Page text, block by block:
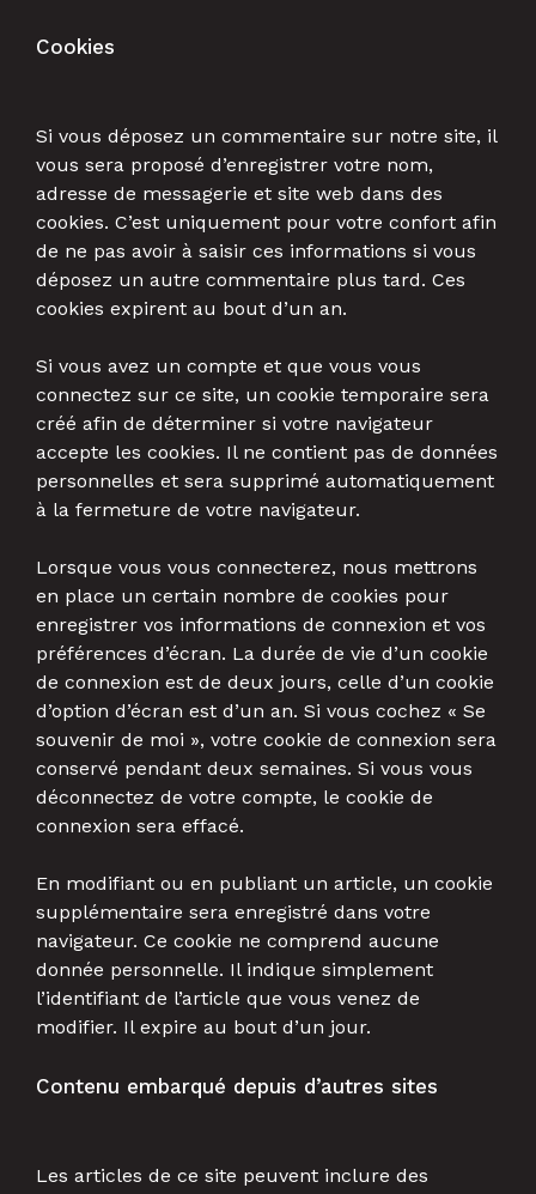
Cookies
Si vous déposez un commentaire sur notre site, il
vous sera proposé d’enregistrer votre nom,
adresse de messagerie et site web dans des
cookies. C’est uniquement pour votre confort afin
de ne pas avoir à saisir ces informations si vous
déposez un autre commentaire plus tard. Ces
cookies expirent au bout d’un an.
Si vous avez un compte et que vous vous
connectez sur ce site, un cookie temporaire sera
créé afin de déterminer si votre navigateur
accepte les cookies. Il ne contient pas de données
personnelles et sera supprimé automatiquement
à la fermeture de votre navigateur.
Lorsque vous vous connecterez, nous mettrons
en place un certain nombre de cookies pour
enregistrer vos informations de connexion et vos
préférences d’écran. La durée de vie d’un cookie
de connexion est de deux jours, celle d’un cookie
d’option d’écran est d’un an. Si vous cochez « Se
souvenir de moi », votre cookie de connexion sera
conservé pendant deux semaines. Si vous vous
déconnectez de votre compte, le cookie de
connexion sera effacé.
En modifiant ou en publiant un article, un cookie
supplémentaire sera enregistré dans votre
navigateur. Ce cookie ne comprend aucune
donnée personnelle. Il indique simplement
l’identifiant de l’article que vous venez de
modifier. Il expire au bout d’un jour.
Contenu embarqué depuis d’autres sites
Les articles de ce site peuvent inclure des